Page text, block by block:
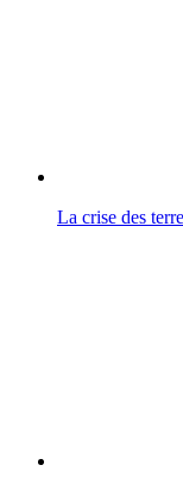
La crise des